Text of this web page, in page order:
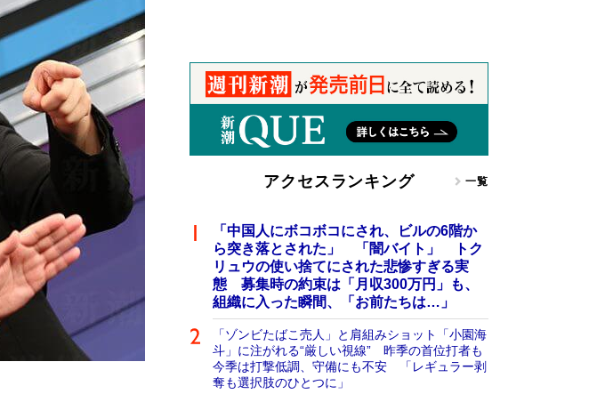
アクセスランキング 一覧
「中国人にボコボコにされ、ビルの6階か
ら突き落とされた」 「闇バイト」 トク
リュウの使い捨てにされた悲惨すぎる実
態 募集時の約束は「月収300万円」も、
組織に入った瞬間、「お前たちは…」
「ゾンビたばこ売人」と肩組みショット「小園海
斗」に注がれる“厳しい視線” 昨季の首位打者も
今季は打撃低調、守備にも不安 「レギュラー剥
奪も選択肢のひとつに」